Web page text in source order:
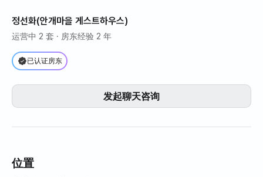
정선화(안개마을 게스트하우스)
运营中 2 套 · 房东经验 2 年
已认证房东
发起聊天咨询
位置